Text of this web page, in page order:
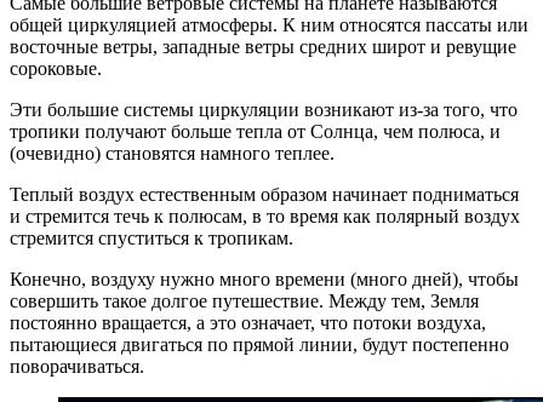
общей циркуляцией атмосферы. К ним относятся пассаты или
восточные ветры, западные ветры средних широт и ревущие
сороковые.
Эти большие системы циркуляции возникают из-за того, что
тропики получают больше тепла от Солнца, чем полюса, и
(очевидно) становятся намного теплее.
Теплый воздух естественным образом начинает подниматься
и стремится течь к полюсам, в то время как полярный воздух
стремится спуститься к тропикам.
Конечно, воздуху нужно много времени (много дней), чтобы
совершить такое долгое путешествие. Между тем, Земля
постоянно вращается, а это означает, что потоки воздуха,
пытающиеся двигаться по прямой линии, будут постепенно
поворачиваться.